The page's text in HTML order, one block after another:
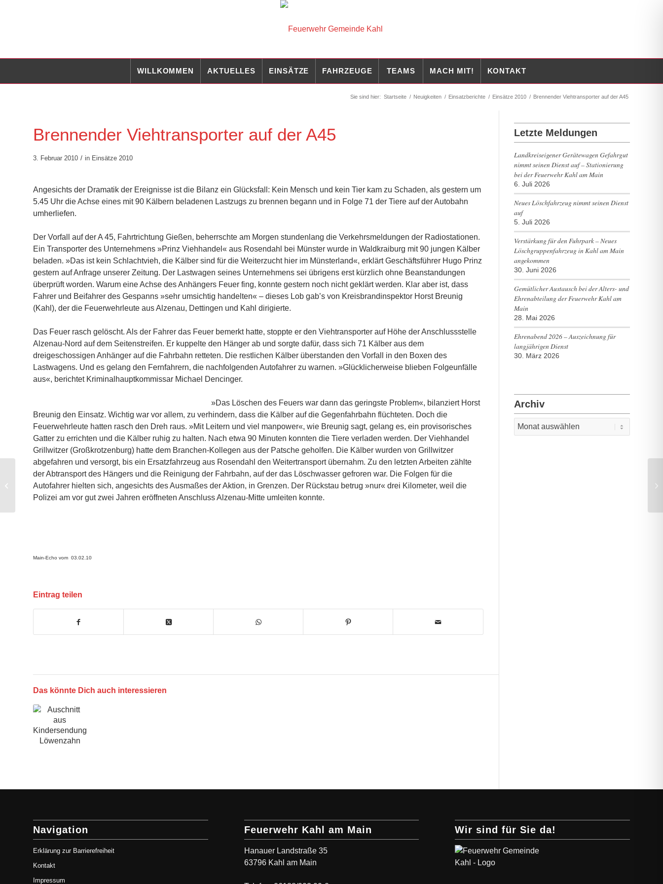
WILLKOMMEN AKTUELLES EINSÄTZE FAHRZEUGE TEAMS MACH MIT! KONTAKT
Sie sind hier: Startseite / Neuigkeiten / Einsatzberichte / Einsätze 2010 / Brennender Viehtransporter auf der A45
Brennender Viehtransporter auf der A45
3. Februar 2010 / in Einsätze 2010
Angesichts der Dramatik der Ereignisse ist die Bilanz ein Glücksfall: Kein Mensch und kein Tier kam zu Schaden, als gestern um
5.45 Uhr die Achse eines mit 90 Kälbern beladenen Lastzugs zu brennen begann und in Folge 71 der Tiere auf der Autobahn
umherliefen.
Der Vorfall auf der A 45, Fahrtrichtung Gießen, beherrschte am Morgen stundenlang die Verkehrsmeldungen der Radiostationen.
Ein Transporter des Unternehmens »Prinz Viehhandel« aus Rosendahl bei Münster wurde in Waldkraiburg mit 90 jungen Kälber
beladen. »Das ist kein Schlachtvieh, die Kälber sind für die Weiterzucht hier im Münsterland«, erklärt Geschäftsführer Hugo Prinz
gestern auf Anfrage unserer Zeitung. Der Lastwagen seines Unternehmens sei übrigens erst kürzlich ohne Beanstandungen
überprüft worden. Warum eine Achse des Anhängers Feuer fing, konnte gestern noch nicht geklärt werden. Klar aber ist, dass
Fahrer und Beifahrer des Gespanns »sehr umsichtig handelten« – dieses Lob gab’s von Kreisbrandinspektor Horst Breunig
(Kahl), der die Feuerwehrleute aus Alzenau, Dettingen und Kahl dirigierte.
Das Feuer rasch gelöscht. Als der Fahrer das Feuer bemerkt hatte, stoppte er den Viehtransporter auf Höhe der Anschlussstelle
Alzenau-Nord auf dem Seitenstreifen. Er kuppelte den Hänger ab und sorgte dafür, dass sich 71 Kälber aus dem
dreigeschossigen Anhänger auf die Fahrbahn retteten. Die restlichen Kälber überstanden den Vorfall in den Boxen des
Lastwagens. Und es gelang den Fernfahrern, die nachfolgenden Autofahrer zu warnen. »Glücklicherweise blieben Folgeunfälle
aus«, berichtet Kriminalhauptkommissar Michael Dencinger.
»Das Löschen des Feuers war dann das geringste Problem«, bilanziert Horst
Breunig den Einsatz. Wichtig war vor allem, zu verhindern, dass die Kälber auf die Gegenfahrbahn flüchteten. Doch die
Feuerwehrleute hatten rasch den Dreh raus. »Mit Leitern und viel manpower«, wie Breunig sagt, gelang es, ein provisorisches
Gatter zu errichten und die Kälber ruhig zu halten. Nach etwa 90 Minuten konnten die Tiere verladen werden. Der Viehhandel
Grillwitzer (Großkrotzenburg) hatte dem Branchen-Kollegen aus der Patsche geholfen. Die Kälber wurden von Grillwitzer
abgefahren und versorgt, bis ein Ersatzfahrzeug aus Rosendahl den Weitertransport übernahm. Zu den letzten Arbeiten zählte
der Abtransport des Hängers und die Reinigung der Fahrbahn, auf der das Löschwasser gefroren war. Die Folgen für die
Autofahrer hielten sich, angesichts des Ausmaßes der Aktion, in Grenzen. Der Rückstau betrug »nur« drei Kilometer, weil die
Polizei am vor gut zwei Jahren eröffneten Anschluss Alzenau-Mitte umleiten konnte.
Main-Echo vom 03.02.10
Eintrag teilen
Das könnte Dich auch interessieren
Letzte Meldungen
Landkreiseigener Gerätewagen Gefahrgut
nimmt seinen Dienst auf – Stationierung
bei der Feuerwehr Kahl am Main
6. Juli 2026
Neues Löschfahrzeug nimmt seinen Dienst
auf
5. Juli 2026
Verstärkung für den Fuhrpark – Neues
Löschgruppenfahrzeug in Kahl am Main
angekommen
30. Juni 2026
Gemütlicher Austausch bei der Alters- und
Ehrenabteilung der Feuerwehr Kahl am
Main
28. Mai 2026
Ehrenabend 2026 – Auszeichnung für
langjährigen Dienst
30. März 2026
Archiv
Navigation
Erklärung zur Barrierefreiheit
Kontakt
Impressum
Feuerwehr Kahl am Main
Hanauer Landstraße 35
63796 Kahl am Main
Wir sind für Sie da!
Katastrophenschutzübung 13.6.2009